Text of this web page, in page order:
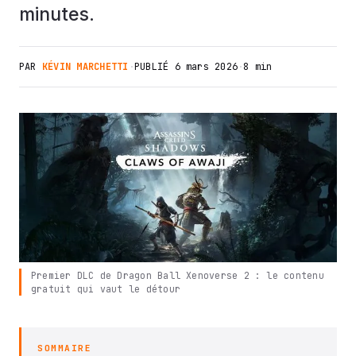
minutes.
PAR KÉVIN MARCHETTI ·PUBLIÉ 6 mars 2026·8 min
Premier DLC de Dragon Ball Xenoverse 2 : le contenu
gratuit qui vaut le détour
SOMMAIRE